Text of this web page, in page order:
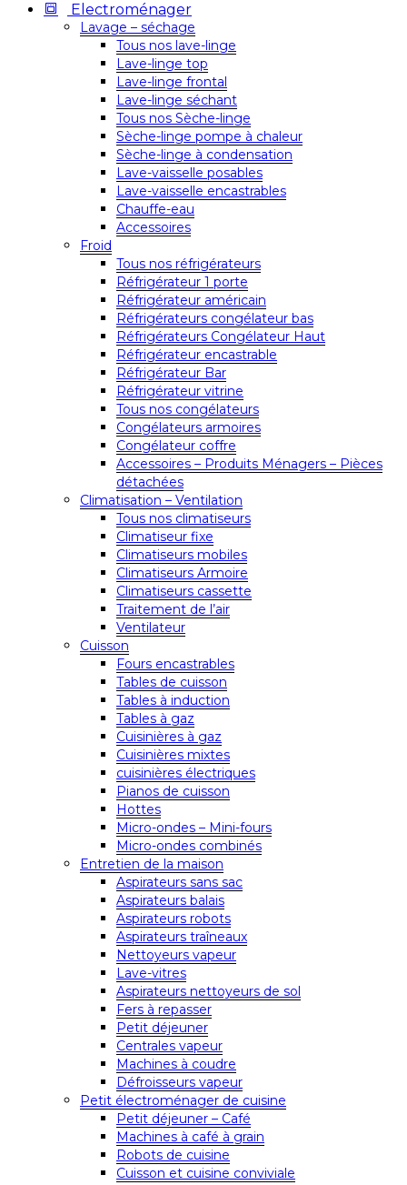
Electroménager
Lavage – séchage
Tous nos lave-linge
Lave-linge top
Lave-linge frontal
Lave-linge séchant
Tous nos Sèche-linge
Sèche-linge pompe à chaleur
Sèche-linge à condensation
Lave-vaisselle posables
Lave-vaisselle encastrables
Chauffe-eau
Accessoires
Froid
Tous nos réfrigérateurs
Réfrigérateur 1 porte
Réfrigérateur américain
Réfrigérateurs congélateur bas
Réfrigérateurs Congélateur Haut
Réfrigérateur encastrable
Réfrigérateur Bar
Réfrigérateur vitrine
Tous nos congélateurs
Congélateurs armoires
Congélateur coffre
Accessoires – Produits Ménagers – Pièces
détachées
Climatisation – Ventilation
Tous nos climatiseurs
Climatiseur fixe
Climatiseurs mobiles
Climatiseurs Armoire
Climatiseurs cassette
Traitement de l’air
Ventilateur
Cuisson
Fours encastrables
Tables de cuisson
Tables à induction
Tables à gaz
Cuisinières à gaz
Cuisinières mixtes
cuisinières électriques
Pianos de cuisson
Hottes
Micro-ondes – Mini-fours
Micro-ondes combinés
Entretien de la maison
Aspirateurs sans sac
Aspirateurs balais
Aspirateurs robots
Aspirateurs traîneaux
Nettoyeurs vapeur
Lave-vitres
Aspirateurs nettoyeurs de sol
Fers à repasser
Petit déjeuner
Centrales vapeur
Machines à coudre
Défroisseurs vapeur
Petit électroménager de cuisine
Petit déjeuner – Café
Machines à café à grain
Robots de cuisine
Cuisson et cuisine conviviale